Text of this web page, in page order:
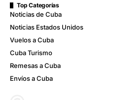
Top Categorías
Noticias de Cuba
Noticias Estados Unidos
Vuelos a Cuba
Cuba Turismo
Remesas a Cuba
Envíos a Cuba